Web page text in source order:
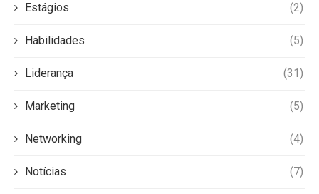
Estágios (2)
Habilidades (5)
Liderança (31)
Marketing (5)
Networking (4)
Notícias (7)